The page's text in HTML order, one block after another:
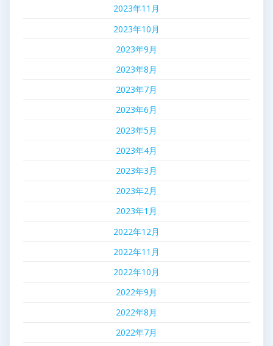
2023年11月
2023年10月
2023年9月
2023年8月
2023年7月
2023年6月
2023年5月
2023年4月
2023年3月
2023年2月
2023年1月
2022年12月
2022年11月
2022年10月
2022年9月
2022年8月
2022年7月